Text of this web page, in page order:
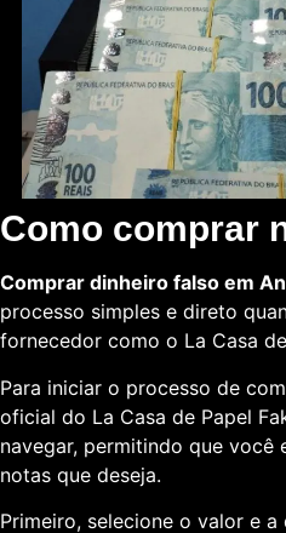
Como comprar
Comprar dinheiro falso em
processo simples e direto
fornecedor como o La Casa
Para iniciar o processo de
oficial do La Casa de Papel
navegar, permitindo que você
notas que deseja.
Primeiro, selecione o valor e